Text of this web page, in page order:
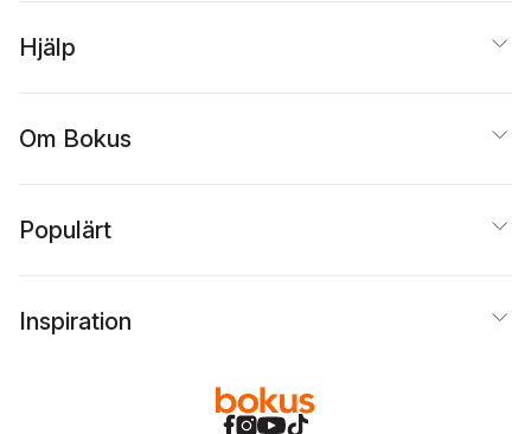
Hjälp
Om Bokus
Populärt
Inspiration